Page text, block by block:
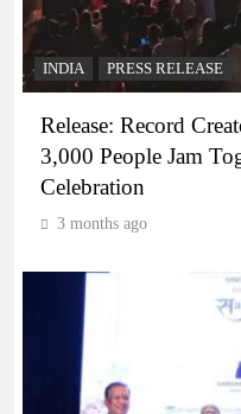
INDIA PRESS RELEASE
Release: Record
3,000 People Jam
Celebration
3 months ago